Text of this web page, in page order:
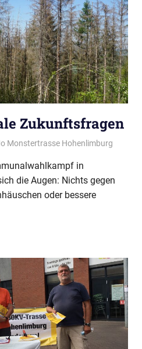
Zukunftsfragen
Monstertrasse Hohenlimburg
in
die Augen: Nichts gegen
oder bessere